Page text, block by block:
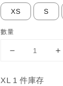
XS S
數量
XL 1 件庫存